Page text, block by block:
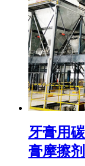
牙膏用
膏摩擦